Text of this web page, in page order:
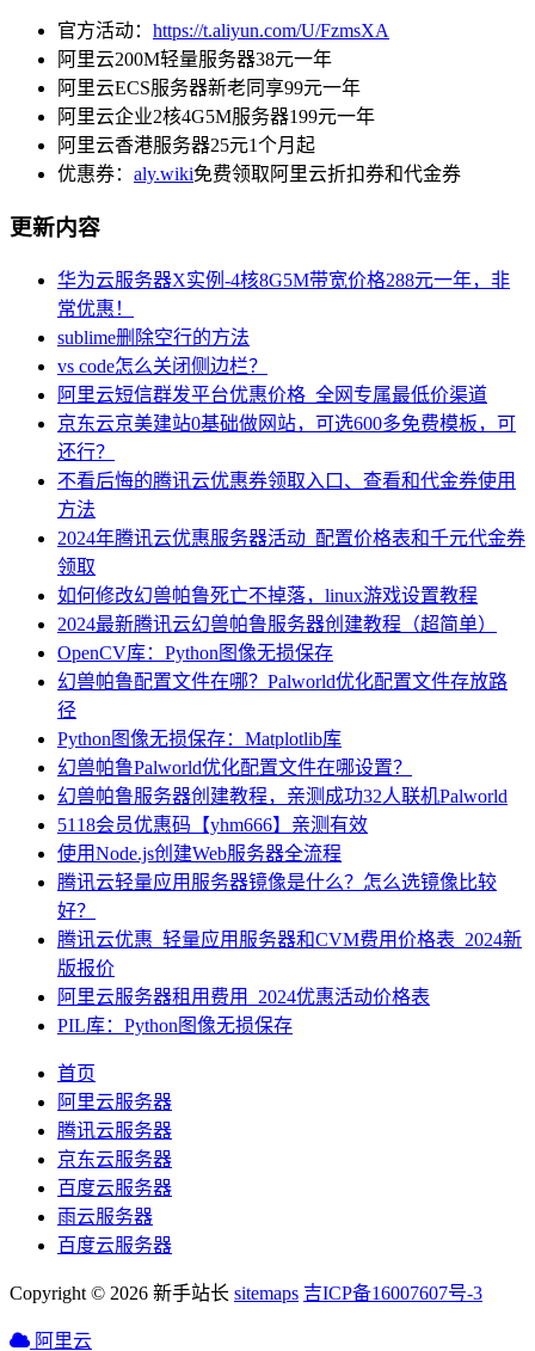
官方活动： https://t.aliyun.com/U/FzmsXA
阿里云200M轻量服务器38元一年
阿里云ECS服务器新老同享99元一年
阿里云企业2核4G5M服务器199元一年
阿里云香港服务器25元1个月起
优惠券： aly.wiki免费领取阿里云折扣券和代金券
更新内容
华为云服务器X实例-4核8G5M带宽价格288元一年，非
常优惠！
sublime删除空行的方法
vs code怎么关闭侧边栏？
阿里云短信群发平台优惠价格_全网专属最低价渠道
京东云京美建站0基础做网站，可选600多免费模板，可
还行？
不看后悔的腾讯云优惠券领取入口、查看和代金券使用
方法
2024年腾讯云优惠服务器活动_配置价格表和千元代金券
领取
如何修改幻兽帕鲁死亡不掉落，linux游戏设置教程
2024最新腾讯云幻兽帕鲁服务器创建教程（超简单）
OpenCV库：Python图像无损保存
幻兽帕鲁配置文件在哪？Palworld优化配置文件存放路
径
Python图像无损保存：Matplotlib库
幻兽帕鲁Palworld优化配置文件在哪设置？
幻兽帕鲁服务器创建教程，亲测成功32人联机Palworld
5118会员优惠码【yhm666】亲测有效
使用Node.js创建Web服务器全流程
腾讯云轻量应用服务器镜像是什么？怎么选镜像比较
好？
腾讯云优惠_轻量应用服务器和CVM费用价格表_2024新
版报价
阿里云服务器租用费用_2024优惠活动价格表
PIL库：Python图像无损保存
首页
阿里云服务器
腾讯云服务器
京东云服务器
百度云服务器
雨云服务器
百度云服务器
Copyright © 2026 新手站长 sitemaps 吉ICP备16007607号-3
阿里云